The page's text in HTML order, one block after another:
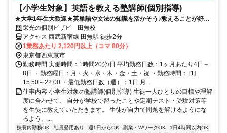
【小学生対象】英語を教える塾講師(個別指導)
★大学1年生大歓迎★英単語や文法の知識を活かそう♪教えることが好き
な方歓迎！
栄光の個別ビザビ 田無校
アクセス 西武新宿線 田無駅 徒歩2分
1業務あたり 2,120円以上（コマ 80分）
東京都西東京市
勤務時間 実働時間：1時間20分/日 平均勤務日数：1ヶ月あたり4日～
8日 ・勤務曜日：月・火・水・木・金・土・祝 ・勤務時間： [1]
15:50～22:00 ・最低勤務日数（週）：1日 月...
仕事内容 小学生対象の塾講師(個別指導) 生徒一人ひとりの目標や理解
度に合わせて、 自分が学校で習ったことや定期テスト・受験対策等
を生徒に教えていただきます。 生徒が自力で問題を解けるようにな
るよう、...
扶養内勤務OK 社員登用あり 週1日からOK 副業・WワークOK
1日4時間以内OK